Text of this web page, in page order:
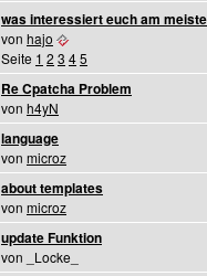
was interessiert euch am
von hajo
Seite 1 2 3 45
Re Cpatcha Problem
von h4yN
language
von microz
about templates
von microz
update Funktion
von _Locke_